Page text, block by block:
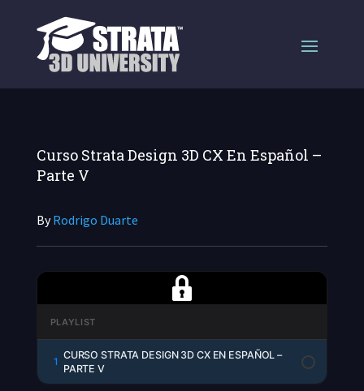
Curso Strata Design 3D CX En Español –
Parte V
ByRodrigo Duarte
PLAYLIST
1
CURSO STRATA DESIGN 3D CX EN ESPAÑOL –
PARTE V